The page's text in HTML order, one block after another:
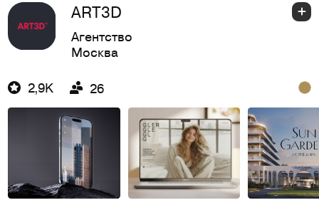
ART3D
Агентство
Москва
2,9K 26